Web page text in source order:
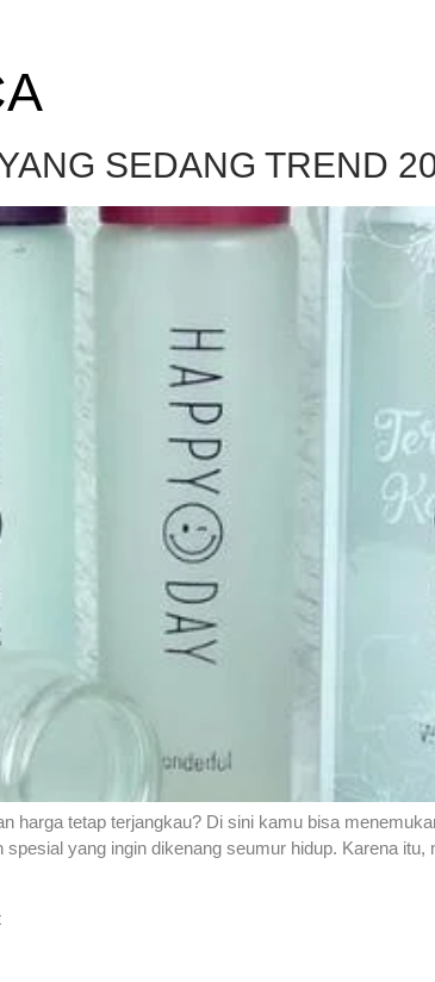
SEDANG TREND
harga tetap terjangkau? Di sini kamu bisa
yang ingin dikenang seumur hidup. Karena